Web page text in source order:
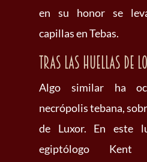
en su honor se
capillas en Tebas.
Tras las huellas de
Algo similar ha
necrópolis tebana,
de Luxor. En este
egiptólogo Kent